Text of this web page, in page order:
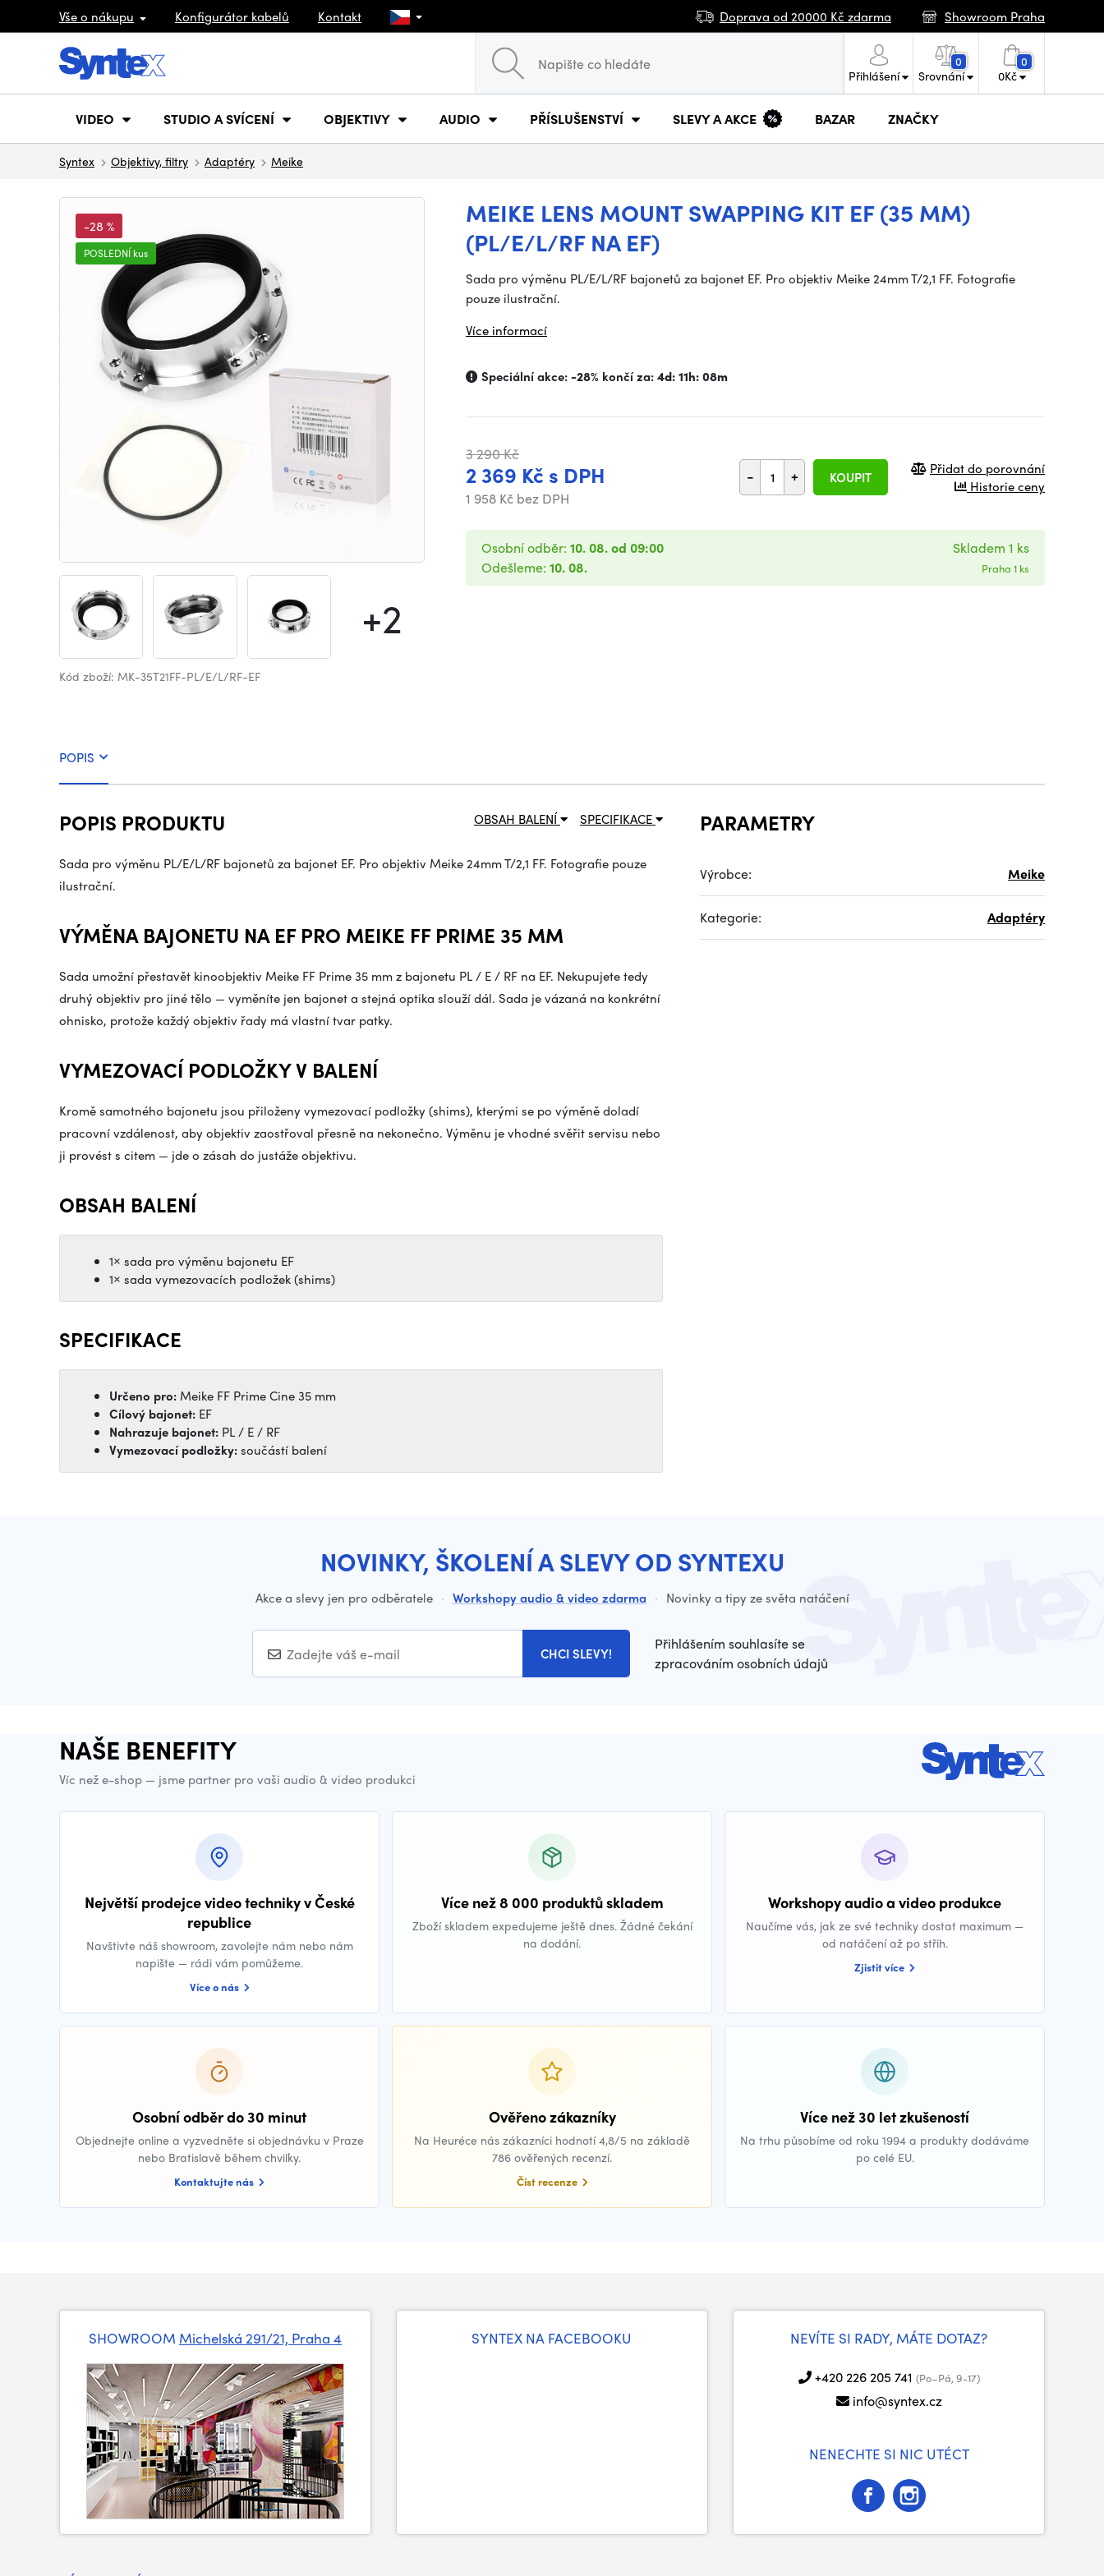
Vše o nákupu Konfigurátor kabelů Kontakt Doprava od 20000 Kč zdarma Showroom Praha
Přihlášení
0
Srovnání
0
0Kč
VIDEO STUDIO A SVÍCENÍ OBJEKTIVY AUDIO PŘÍSLUŠENSTVÍ SLEVY A AKCE BAZAR ZNAČKY
Syntex Objektivy, filtry Adaptéry Meike
MEIKE LENS MOUNT SWAPPING KIT EF (35 MM)
(PL/E/L/RF NA EF)
+2
-28 %
POSLEDNÍ kus
Kód zboží: MK-35T21FF-PL/E/L/RF-EF
Sada pro výměnu PL/E/L/RF bajonetů za bajonet EF. Pro objektiv Meike 24mm T/2,1 FF. Fotografie
pouze ilustrační.
Více informací
Speciální akce:-28% končí za:4d: 11h: 08m
3 290 Kč
2 369 Kč s DPH
1 958 Kč bez DPH
- + KOUPIT
Přidat do porovnání
Historie ceny
Osobní odběr: 10. 08. od 09:00
Odešleme: 10. 08.
Skladem 1 ks
Praha 1 ks
POPIS
SPECIFIKACE
OBSAH BALENÍ
POPIS PRODUKTU
Sada pro výměnu PL/E/L/RF bajonetů za bajonet EF. Pro objektiv Meike 24mm T/2,1 FF. Fotografie pouze
ilustrační.
VÝMĚNA BAJONETU NA EF PRO MEIKE FF PRIME 35 MM
Sada umožní přestavět kinoobjektiv Meike FF Prime 35 mm z bajonetu PL / E / RF na EF. Nekupujete tedy
druhý objektiv pro jiné tělo — vyměníte jen bajonet a stejná optika slouží dál. Sada je vázaná na konkrétní
ohnisko, protože každý objektiv řady má vlastní tvar patky.
VYMEZOVACÍ PODLOŽKY V BALENÍ
Kromě samotného bajonetu jsou přiloženy vymezovací podložky (shims), kterými se po výměně doladí
pracovní vzdálenost, aby objektiv zaostřoval přesně na nekonečno. Výměnu je vhodné svěřit servisu nebo
ji provést s citem — jde o zásah do justáže objektivu.
OBSAH BALENÍ
1× sada pro výměnu bajonetu EF
1× sada vymezovacích podložek (shims)
SPECIFIKACE
Určeno pro: Meike FF Prime Cine 35 mm
Cílový bajonet: EF
Nahrazuje bajonet: PL / E / RF
Vymezovací podložky:součástí balení
PARAMETRY
Výrobce: Meike
Kategorie: Adaptéry
NOVINKY, ŠKOLENÍ A SLEVY OD SYNTEXU
Akce a slevy jen pro odběratele · Workshopy audio & video zdarma · Novinky a tipy ze světa natáčení
CHCI SLEVY!
Přihlášením souhlasíte se
zpracováním osobních údajů
NAŠE BENEFITY
Víc než e-shop — jsme partner pro vaši audio & video produkci
Největší prodejce video techniky v České
republice
Navštivte náš showroom, zavolejte nám nebo nám
napište — rádi vám pomůžeme.
Více o nás
Více než 8 000 produktů skladem
Zboží skladem expedujeme ještě dnes. Žádné čekání
na dodání.
Workshopy audio a video produkce
Naučíme vás, jak ze své techniky dostat maximum —
od natáčení až po střih.
Zjistit více
Osobní odběr do 30 minut
Objednejte online a vyzvedněte si objednávku v Praze
nebo Bratislavě během chvilky.
Kontaktujte nás
Ověřeno zákazníky
Na Heuréce nás zákazníci hodnotí 4,8/5 na základě
786 ověřených recenzí.
Číst recenze
Více než 30 let zkušeností
Na trhu působíme od roku 1994 a produkty dodáváme
po celé EU.
SHOWROOM Michelská 291/21, Praha 4 SYNTEX NA FACEBOOKU NEVÍTE SI RADY, MÁTE DOTAZ?
+420 226 205 741 (Po–Pá, 9-17)
info@syntex.cz
NENECHTE SI NIC UTÉCT